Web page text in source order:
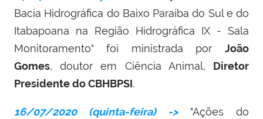
Bacia Hidrográfica do Baixo Paraíba do Sul e do
Itabapoana na Região Hidrográfica IX - Sala
Monitoramento" foi ministrada por João
Gomes, doutor em Ciência Animal, Diretor
Presidente do CBHBPSI.
16/07/2020 (quinta-feira) ->"Ações do